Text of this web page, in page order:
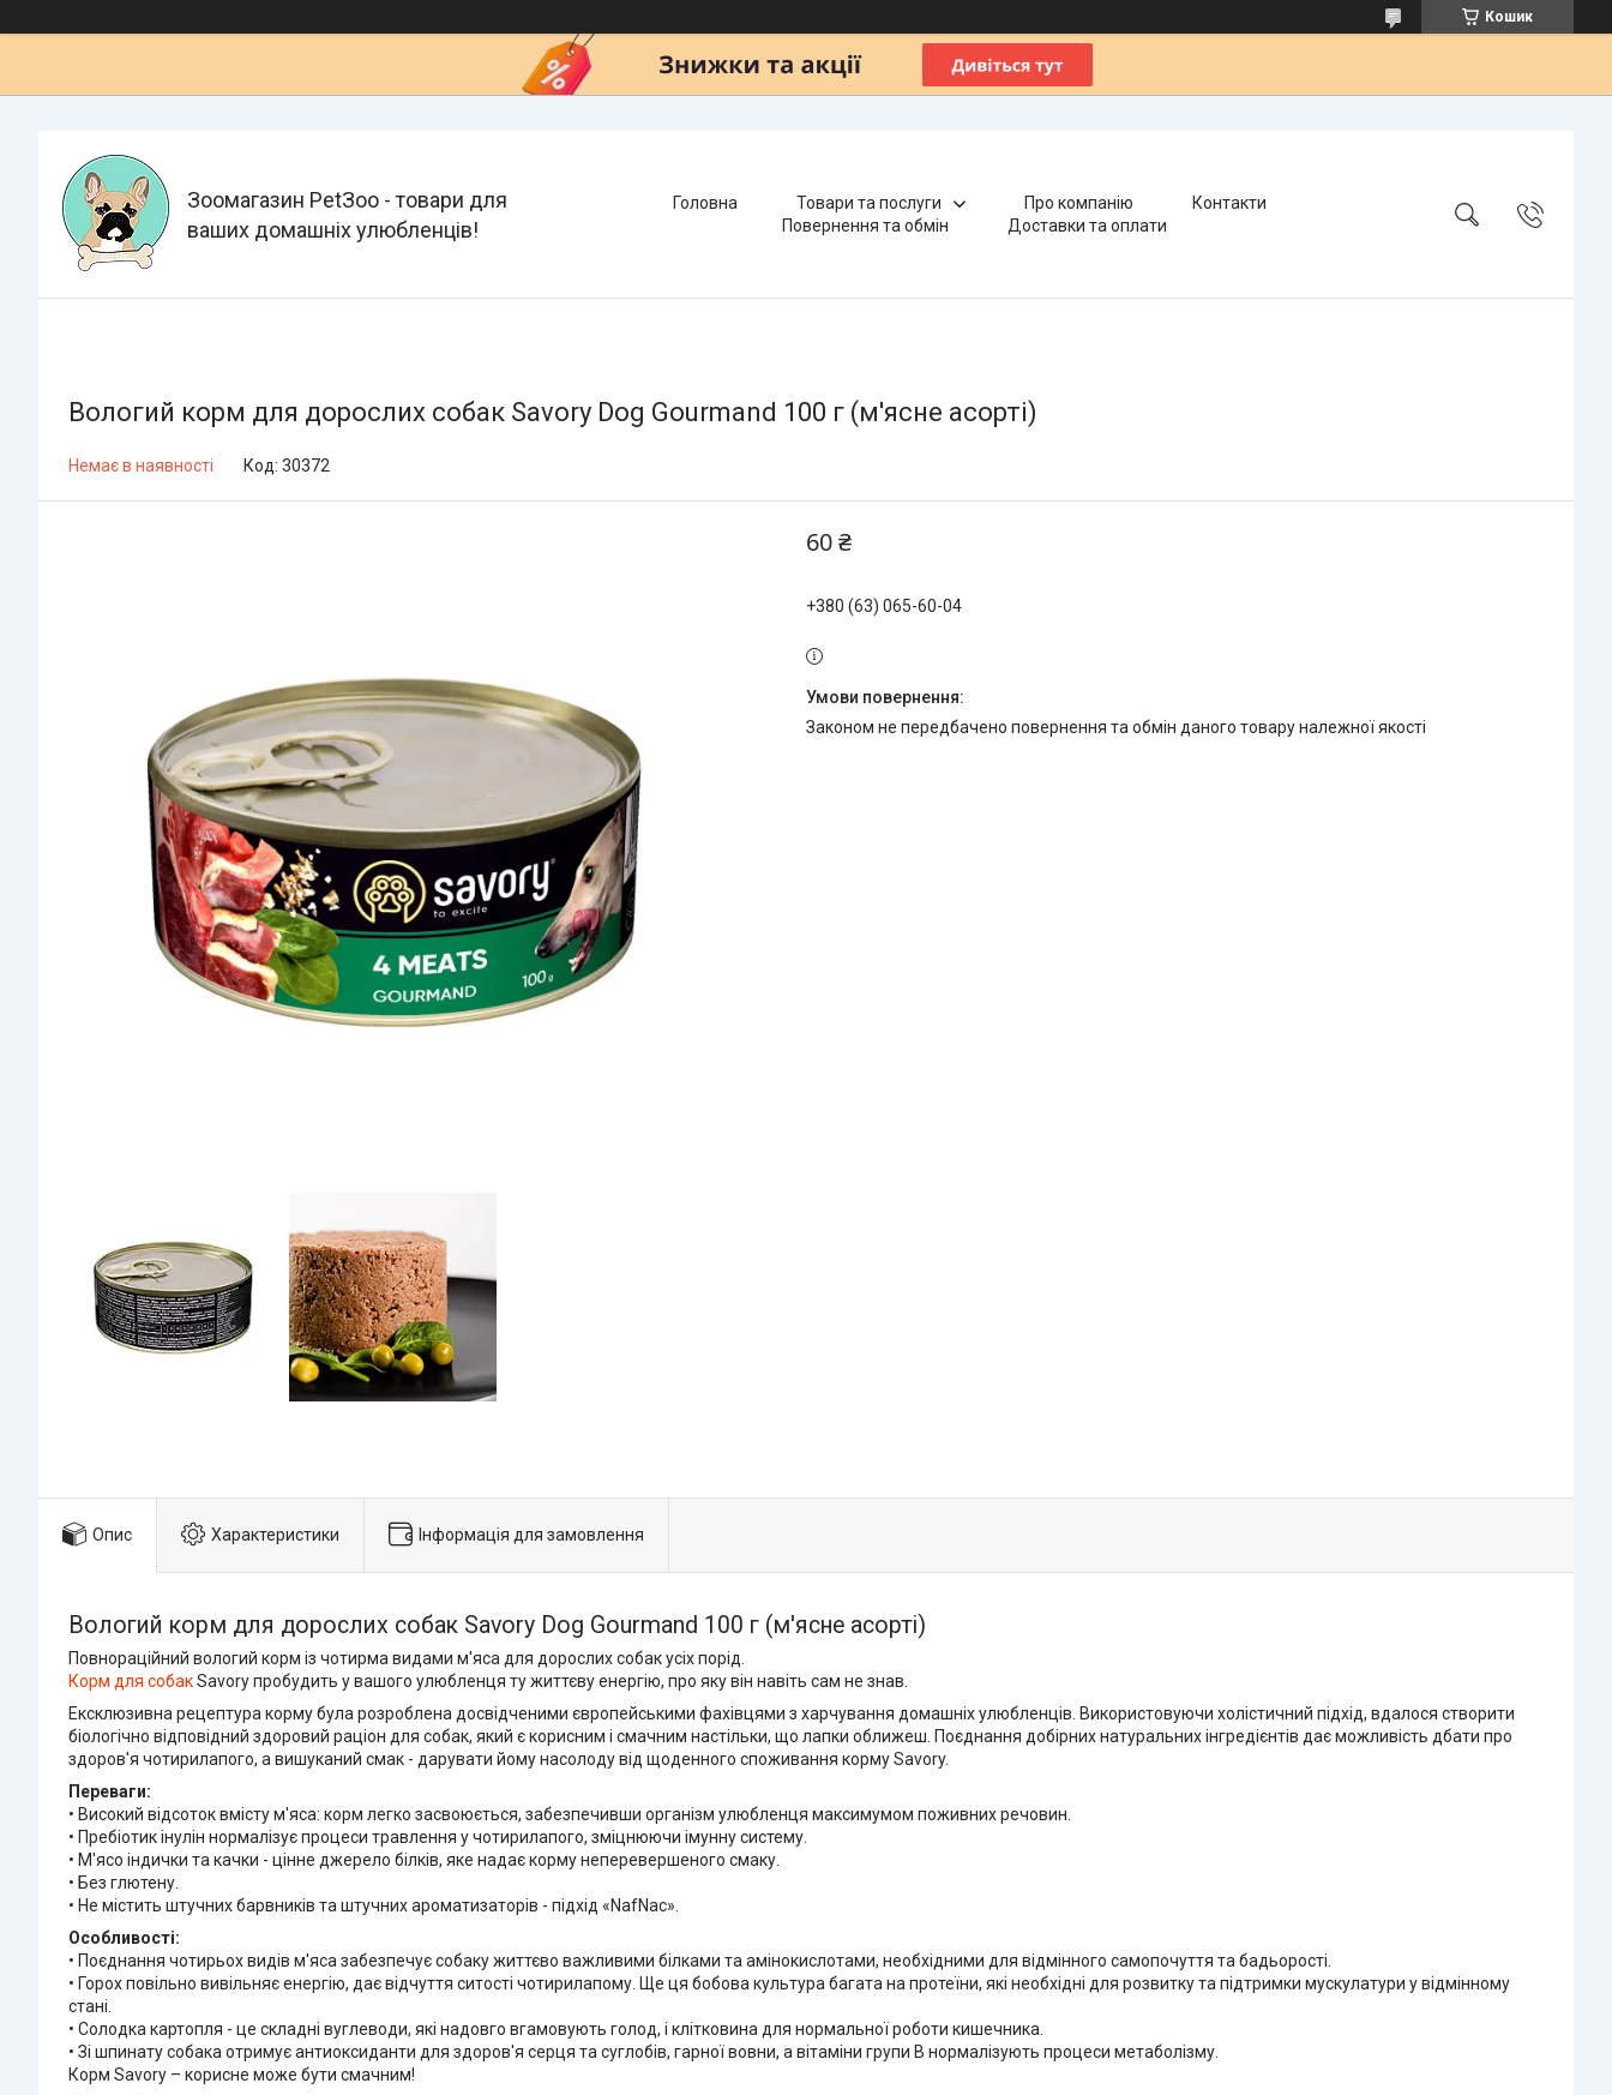
Кошик
Зоомагазин PetЗoo - товари для
ваших домашніх улюбленців!
Головна Товари та послуги Про компанію
Контакти
Повернення та обмін
Доставки та оплати
Вологий корм для дорослих собак Savory Dog Gourmand 100 г (м'ясне асорті)
Немає в наявності Код: 30372
60 ₴
+380 (63) 065-60-04
Законом не передбачено повернення та обмін даного товару належної якості
Опис Характеристики Інформація для замовлення
Вологий корм для дорослих собак Savory Dog Gourmand 100 г (м'ясне асорті)
Повнораційний вологий корм із чотирма видами м'яса для дорослих собак усіх порід.
Корм для собакSavory пробудить у вашого улюбленця ту життєву енергію, про яку він навіть сам не знав.
Ексклюзивна рецептура корму була розроблена досвідченими європейськими фахівцями з харчування домашніх улюбленців. Використовуючи холістичний підхід, вдалося створити
біологічно відповідний здоровий раціон для собак, який є корисним і смачним настільки, що лапки оближеш. Поєднання добірних натуральних інгредієнтів дає можливість дбати про
здоров'я чотирилапого, а вишуканий смак - дарувати йому насолоду від щоденного споживання корму Savory.
Переваги:
• Високий відсоток вмісту м'яса: корм легко засвоюється, забезпечивши організм улюбленця максимумом поживних речовин.
• Пребіотик інулін нормалізує процеси травлення у чотирилапого, зміцнюючи імунну систему.
• М'ясо індички та качки - цінне джерело білків, яке надає корму неперевершеного смаку.
• Без глютену.
• Не містить штучних барвників та штучних ароматизаторів - підхід «NafNac».
Особливості:
• Поєднання чотирьох видів м'яса забезпечує собаку життєво важливими білками та амінокислотами, необхідними для відмінного самопочуття та бадьорості.
• Горох повільно вивільняє енергію, дає відчуття ситості чотирилапому. Ще ця бобова культура багата на протеїни, які необхідні для розвитку та підтримки мускулатури у відмінному
стані.
• Солодка картопля - це складні вуглеводи, які надовго вгамовують голод, і клітковина для нормальної роботи кишечника.
• Зі шпинату собака отримує антиоксиданти для здоров'я серця та суглобів, гарної вовни, а вітаміни групи В нормалізують процеси метаболізму.
Корм Savory – корисне може бути смачним!